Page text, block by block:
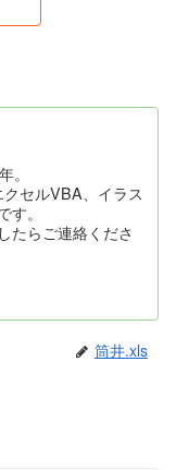
。
セルVBA、イラス
。
たらご連絡くださ
筒井.xls